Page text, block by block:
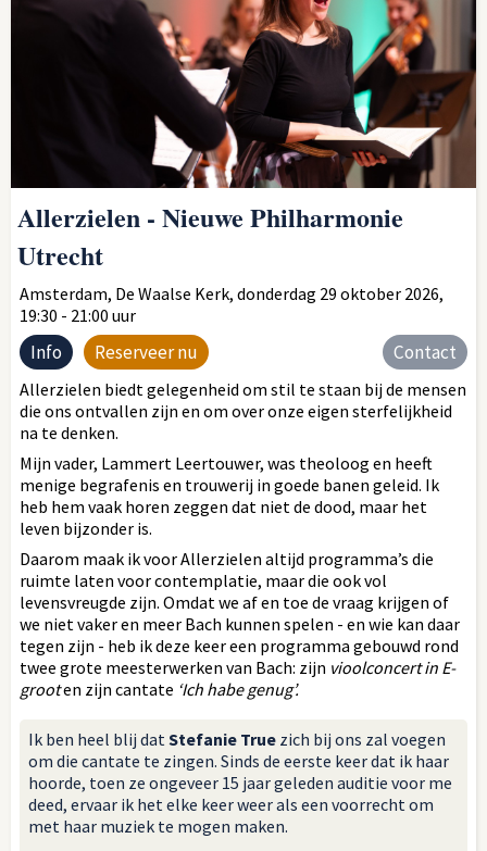
Allerzielen - Nieuwe Philharmonie
Utrecht
Amsterdam, De Waalse Kerk, donderdag 29 oktober 2026,
19:30 - 21:00 uur
Info Reserveer nu Contact
Allerzielen biedt gelegenheid om stil te staan bij de mensen
die ons ontvallen zijn en om over onze eigen sterfelijkheid
na te denken.
Mijn vader, Lammert Leertouwer, was theoloog en heeft
menige begrafenis en trouwerij in goede banen geleid. Ik
heb hem vaak horen zeggen dat niet de dood, maar het
leven bijzonder is.
Daarom maak ik voor Allerzielen altijd programma’s die
ruimte laten voor contemplatie, maar die ook vol
levensvreugde zijn. Omdat we af en toe de vraag krijgen of
we niet vaker en meer Bach kunnen spelen - en wie kan daar
tegen zijn - heb ik deze keer een programma gebouwd rond
twee grote meesterwerken van Bach: zijn vioolconcert in E-
grooten zijn cantate ‘Ich habe genug’.
Ik ben heel blij dat Stefanie True zich bij ons zal voegen
om die cantate te zingen. Sinds de eerste keer dat ik haar
hoorde, toen ze ongeveer 15 jaar geleden auditie voor me
deed, ervaar ik het elke keer weer als een voorrecht om
met haar muziek te mogen maken.